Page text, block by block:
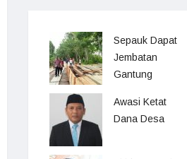
Sepauk Dapat
Jembatan
Gantung
Awasi Ketat
Dana Desa